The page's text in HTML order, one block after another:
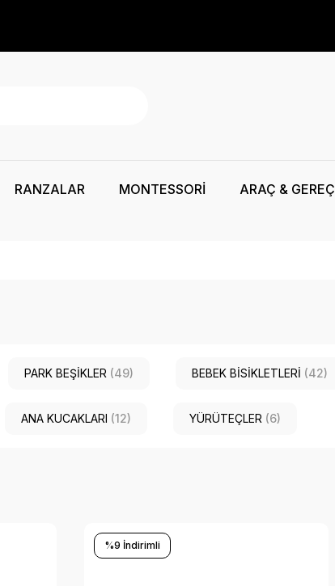
RANZALAR MONTESSORİ ARAÇ & GEREÇ
PARK BEŞİKLER (49) BEBEK BİSİKLETLERİ (42)
ANA KUCAKLARI (12) YÜRÜTEÇLER (6)
%9 İndirimli